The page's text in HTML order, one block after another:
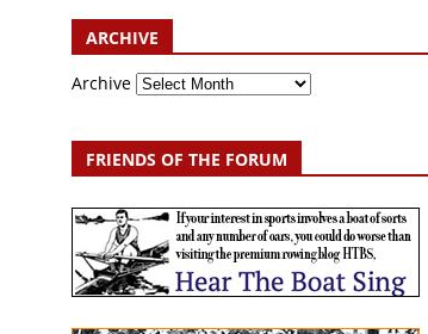
ARCHIVE
Archive
FRIENDS OF THE FORUM